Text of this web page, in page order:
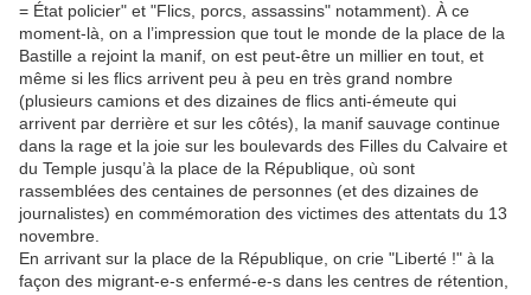
= État policier" et "Flics, porcs, assassins" notamment). À ce
moment-là, on a l’impression que tout le monde de la place de la
Bastille a rejoint la manif, on est peut-être un millier en tout, et
même si les flics arrivent peu à peu en très grand nombre
(plusieurs camions et des dizaines de flics anti-émeute qui
arrivent par derrière et sur les côtés), la manif sauvage continue
dans la rage et la joie sur les boulevards des Filles du Calvaire et
du Temple jusqu’à la place de la République, où sont
rassemblées des centaines de personnes (et des dizaines de
journalistes) en commémoration des victimes des attentats du 13
novembre.
En arrivant sur la place de la République, on crie "Liberté !" à la
façon des migrant-e-s enfermé-e-s dans les centres de rétention,